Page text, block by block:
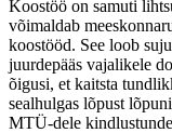
Koostöö on samuti
võimaldab
koostööd. See loob
juurdepääs vajalikele
õigusi, et kaitsta
sealhulgas lõpust
MTÜ-dele